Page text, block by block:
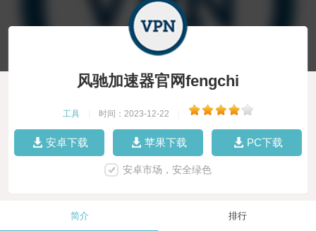
风驰加速器官网fengchi
工具 时间：2023-12-22
安卓下载 苹果下载 PC下载
安卓市场，安全绿色
简介 排行